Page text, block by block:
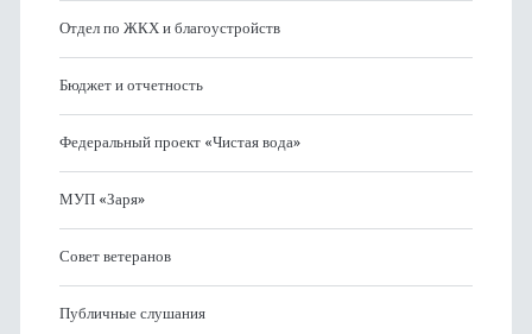
Отдел по ЖКХ и благоустройств
Бюджет и отчетность
Федеральный проект «Чистая вода»
МУП «Заря»
Совет ветеранов
Публичные слушания